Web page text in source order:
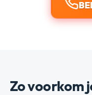
Zo voorkom